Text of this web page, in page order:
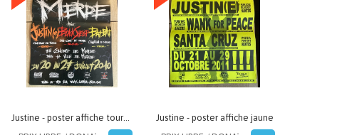
Justine - poster affiche tournée de merde avec Black Sheep et Batbat Justine - poster affiche jaune